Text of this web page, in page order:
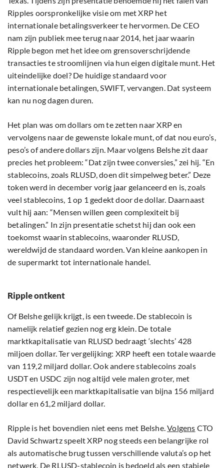
Ripples oorspronkelijke visie om met XRP het
internationale betalingsverkeer te hervormen. De CEO
nam zijn publiek mee terug naar 2014, het jaar waarin
Ripple begon met het idee om grensoverschrijdende
transacties te stroomlijnen via hun eigen digitale munt. Het
uiteindelijke doel? De huidige standaard voor
internationale betalingen, SWIFT, vervangen. Dat systeem
kan nu nog dagen duren.
Het plan was om dollars om te zetten naar XRP en
vervolgens naar de gewenste lokale munt, of dat nou euro’s,
peso’s of andere dollars zijn. Maar volgens Belshe zit daar
precies het probleem: “Dat zijn twee conversies,” zei hij. “En
stablecoins, zoals RLUSD, doen dit simpelweg beter.” Deze
token werd in december vorig jaar gelanceerd en is, zoals
veel stablecoins, 1 op 1 gedekt door de dollar. Daarnaast
vult hij aan: “Mensen willen geen complexiteit bij
betalingen.” In zijn presentatie schetst hij dan ook een
toekomst waarin stablecoins, waaronder RLUSD,
wereldwijd de standaard worden. Van kleine aankopen in
de supermarkt tot internationale handel.
Ripple ontkent
Of Belshe gelijk krijgt, is een tweede. De stablecoin is
namelijk relatief gezien nog erg klein. De totale
marktkapitalisatie van RLUSD bedraagt ‘slechts’ 428
miljoen dollar. Ter vergelijking: XRP heeft een totale waarde
van 119,2 miljard dollar. Ook andere stablecoins zoals
USDT en USDC zijn nog altijd vele malen groter, met
respectievelijk een marktkapitalisatie van bijna 156 miljard
dollar en 61,2 miljard dollar.
Ripple is het bovendien niet eens met Belshe.Volgens CTO
David Schwartz speelt XRP nog steeds een belangrijke rol
als automatische brug tussen verschillende valuta’s op het
netwerk. De RLUSD-stablecoin is bedoeld als een stabiele